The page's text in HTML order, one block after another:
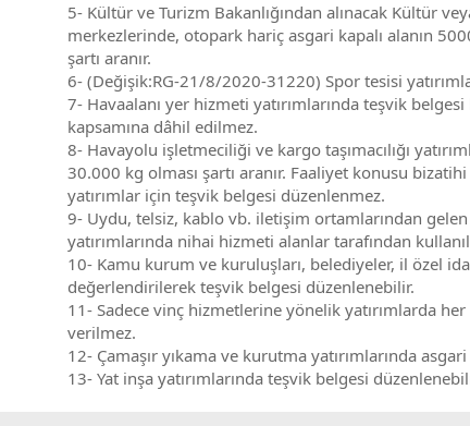
5- Kültür ve Turizm Bakanlığından alınacak Kültür
merkezlerinde, otopark hariç asgari kapalı alanın
şartı aranır.
6- (Değişik:RG-21/8/2020-31220) Spor tesisi
7- Havaalanı yer hizmeti yatırımlarında teşvik
kapsamına dâhil edilmez.
8- Havayolu işletmeciliği ve kargo taşımacılığı
30.000 kg olması şartı aranır. Faaliyet konusu
yatırımlar için teşvik belgesi düzenlenmez.
9- Uydu, telsiz, kablo vb. iletişim ortamlarından
yatırımlarında nihai hizmeti alanlar tarafından
10- Kamu kurum ve kuruluşları, belediyeler, il özel
değerlendirilerek teşvik belgesi düzenlenebilir.
11- Sadece vinç hizmetlerine yönelik yatırımlarda
verilmez.
12- Çamaşır yıkama ve kurutma yatırımlarında
13- Yat inşa yatırımlarında teşvik belgesi